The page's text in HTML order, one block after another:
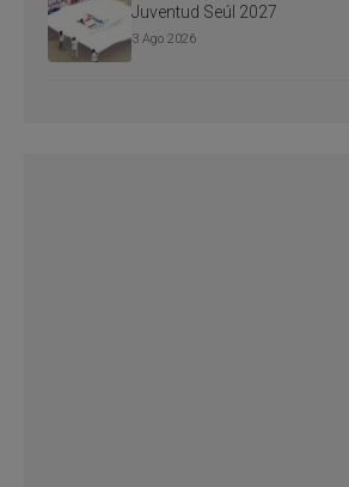
Juventud Seúl 2027
3 Ago 2026